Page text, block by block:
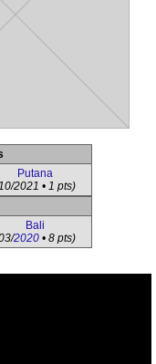
Putana
2021 • 1 pts)
Bali
2020 • 8 pts)